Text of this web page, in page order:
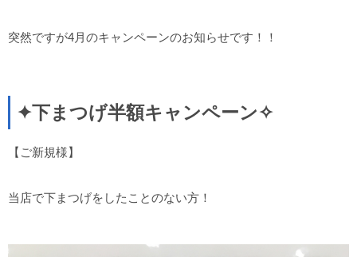
突然ですが4月のキャンペーンのお知らせです！！
✦下まつげ半額キャンペーン✧
【ご新規様】
当店で下まつげをしたことのない方！